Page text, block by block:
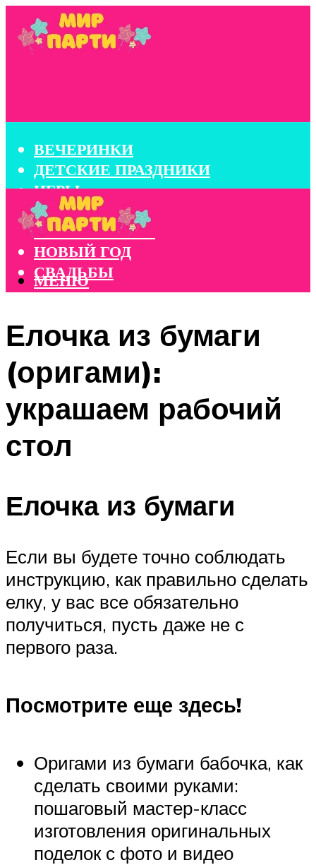
ВЕЧЕРИНКИ
ДЕТСКИЕ ПРАЗДНИКИ
ИГРЫ
КОНКУРСЫ
КОРПОРАТИВЫ
НОВЫЙ ГОД
СВАДЬБЫ
МЕНЮ
Елочка из бумаги
(оригами):
украшаем рабочий
стол
Елочка из бумаги
Если вы будете точно соблюдать
инструкцию, как правильно сделать
елку, у вас все обязательно
получиться, пусть даже не с
первого раза.
Посмотрите еще здесь!
Оригами из бумаги бабочка, как
сделать своими руками:
пошаговый мастер-класс
изготовления оригинальных
поделок с фото и видео